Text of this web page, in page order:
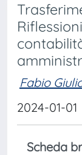
Fabio
2024-01-01
Scheda